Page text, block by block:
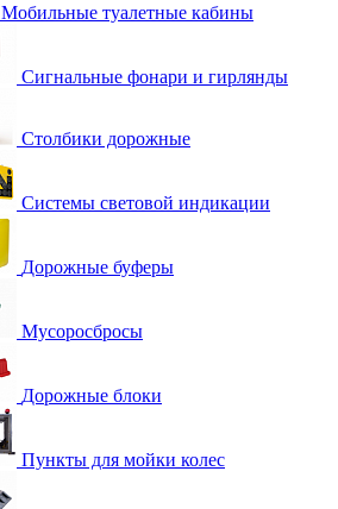
Мобильные туалетные кабины
Сигнальные фонари и гирлянды
Столбики дорожные
Системы световой индикации
Дорожные буферы
Мусоросбросы
Дорожные блоки
Пункты для мойки колес